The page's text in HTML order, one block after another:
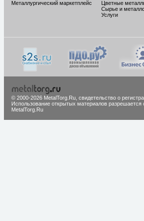
Металлургический маркетплейс
Цветные
Сырье и
Услуги
© 2000-2026 MetalTorg.Ru, cвидетельство о
Использование открытых материалов разрешается
MetalTorg.Ru